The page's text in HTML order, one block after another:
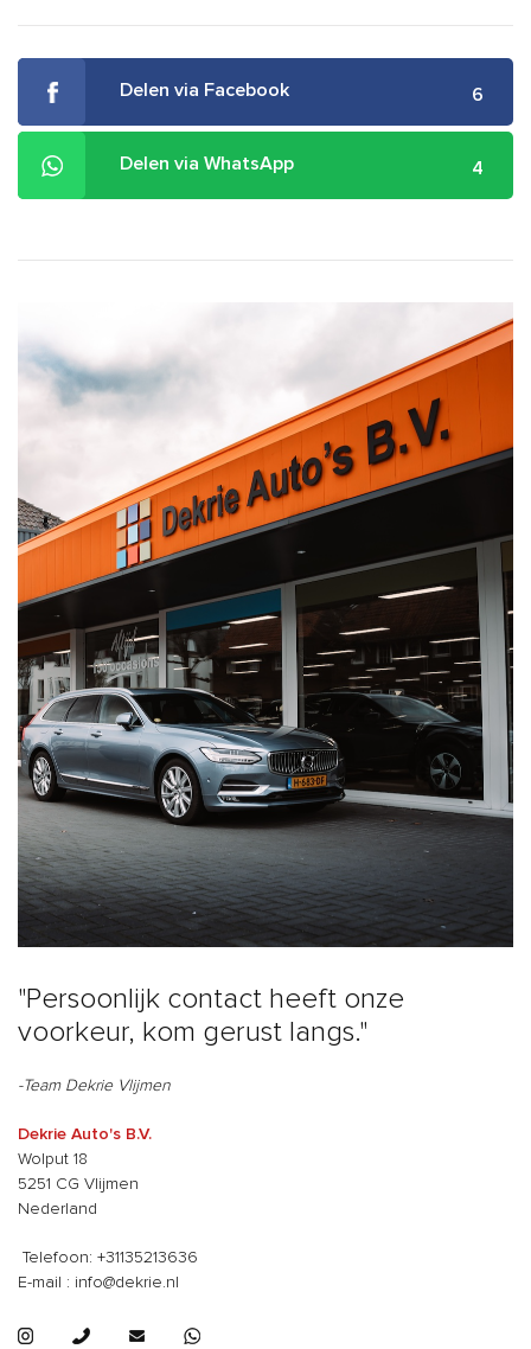
Delen via Facebook 6
Delen via WhatsApp 4
"Persoonlijk contact heeft onze
voorkeur, kom gerust langs."
-Team Dekrie Vlijmen
Dekrie Auto's B.V.
Wolput 18
5251 CG Vlijmen
Nederland
Telefoon: +31135213636
E-mail : info@dekrie.nl